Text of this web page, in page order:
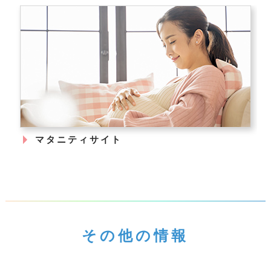
マタニティサイト
その他の情報